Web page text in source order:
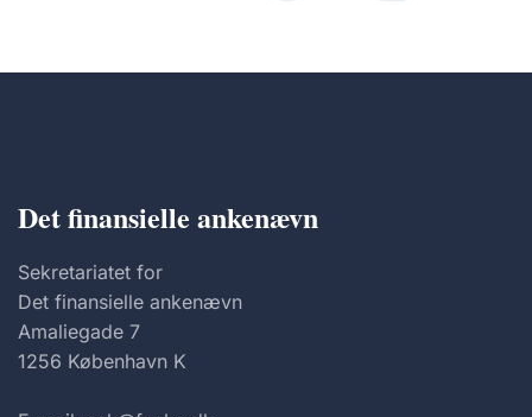
Det finansielle ankenævn
Sekretariatet for
Det finansielle ankenævn
Amaliegade 7
1256 København K